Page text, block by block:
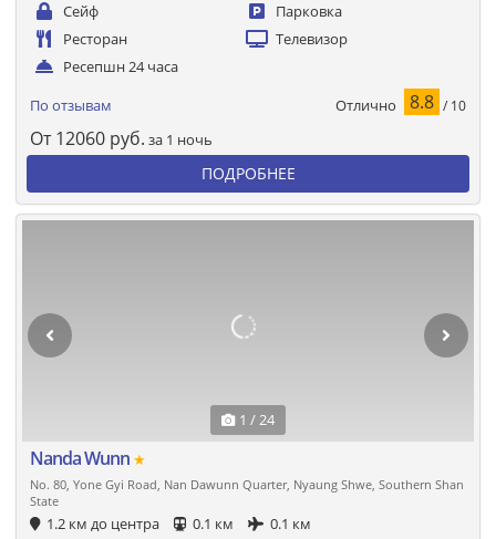
Сейф
Парковка
Ресторан
Телевизор
Ресепшн 24 часа
По отзывам Отлично 8.8 / 10
От 12060 руб. за 1 ночь
ПОДРОБНЕЕ
1 / 24
Nanda Wunn ★
No. 80, Yone Gyi Road, Nan Dawunn Quarter, Nyaung Shwe, Southern Shan
State
1.2 км до центра 0.1 км
0.1 км